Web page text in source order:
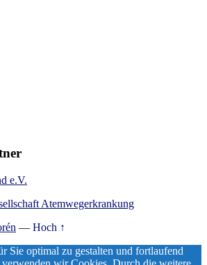
Atemwegerkrankung
— Hoch ↑
Sie optimal zu gestalten und fortlaufend